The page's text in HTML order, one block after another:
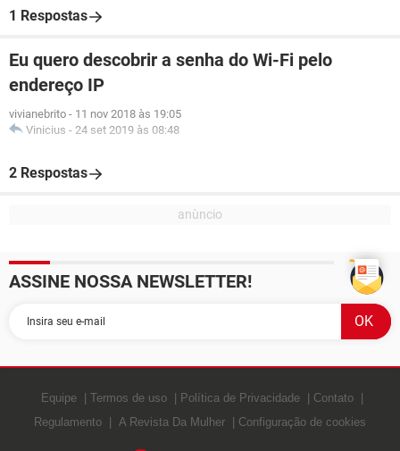
1 Respostas
Eu quero descobrir a senha do Wi-Fi pelo
endereço IP
vivianebrito - 11 nov 2018 às 19:05
Vinicius - 24 set 2019 às 08:48
2 Respostas
ASSINE NOSSA NEWSLETTER!
Equipe Termos de uso Política de Privacidade
Contato
Regulamento
A Revista Da Mulher Configuração de cookies